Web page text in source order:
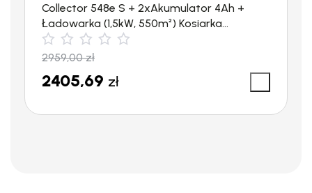
Collector 548e S + 2xAkumulator 4Ah +
Ładowarka (1,5kW, 550m²) Kosiarka
akumulatorowa STIGA
2959,00zł
2405,69 zł